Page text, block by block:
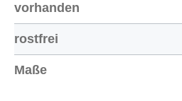
vorhanden
rostfrei
Maße